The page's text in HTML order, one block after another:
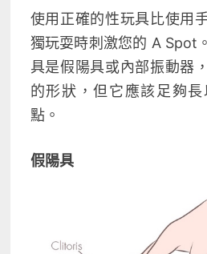
使用正確的性玩具比使用
獨玩耍時刺激您的 A Spot
具是假陽具或內部振動器
的形狀，但它應該足夠
點。
假陽具